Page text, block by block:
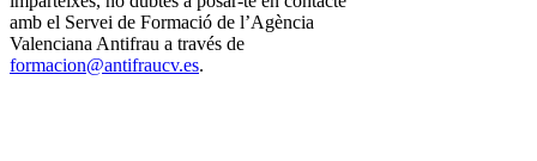
amb el Servei de Formació de l’Agència
Valenciana Antifrau a través de
formacion@antifraucv.es.